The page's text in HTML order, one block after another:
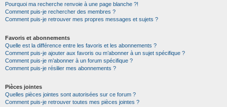
Pourquoi ma recherche renvoie à une page blanche ?!
Comment puis-je rechercher des membres ?
Comment puis-je retrouver mes propres messages et sujets ?
Favoris et abonnements
Quelle est la différence entre les favoris et les abonnements ?
Comment puis-je ajouter aux favoris ou m’abonner à un sujet spécifique ?
Comment puis-je m’abonner à un forum spécifique ?
Comment puis-je résilier mes abonnements ?
Pièces jointes
Quelles pièces jointes sont autorisées sur ce forum ?
Comment puis-je retrouver toutes mes pièces jointes ?